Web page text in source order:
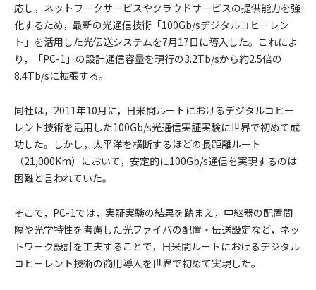
応し，ネットワークサービスやクラウドサービスの提供能力を強
化するため，最新の光通信技術「100Gb/sデジタルコヒーレン
ト」を活用した光伝送システムを7月17日に導入した。これによ
り，「PC-1」の設計通信容量を現行の3.2Tb/sから約2.5倍の
8.4Tb/sに拡張する。
同社は，2011年10月に，日米間ルートにおけるデジタルコヒー
レント技術を活用した100Gb/s光通信実証実験に世界で初めて成
功した。しかし，太平洋を横断するほどの長距離ルート
（21,000Km）において，安定的に100Gb/s通信を実現するのは
困難と言われていた。
そこで，PC-1では，実証実験の結果を踏まえ，中継器の配置間
隔や光学特性を考慮した光ファイバの配置・伝送設定など，ネッ
トワーク設計を工夫することで，日米間ルートにおけるデジタル
コヒーレント技術の商用導入を世界で初めて実現した。